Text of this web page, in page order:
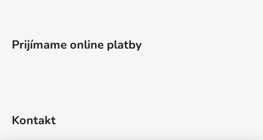
Prijímame online platby
Kontakt